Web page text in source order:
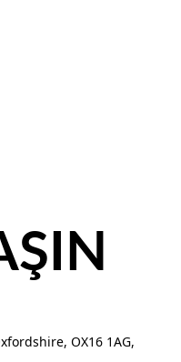
OX16 1AG,